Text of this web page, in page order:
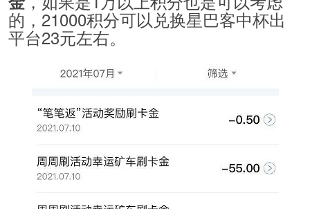
的，21000积分可以兑换星巴客中杯出
平台23元左右。